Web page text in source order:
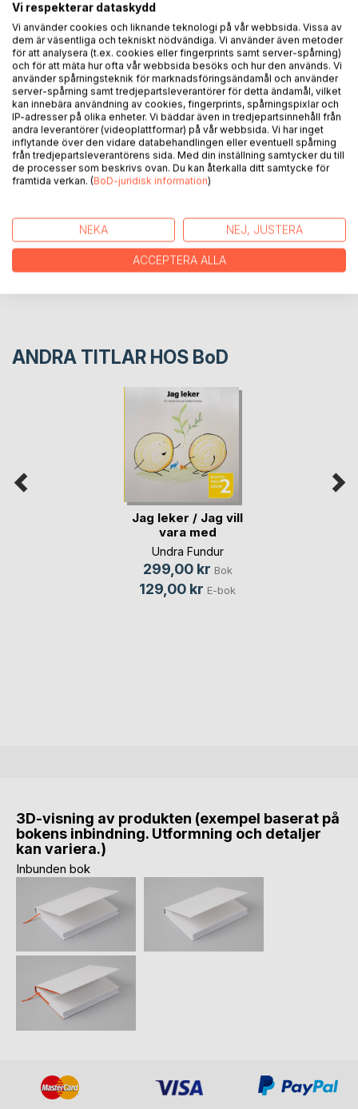
Jag gungar / Jag vill gunga är en ritprat-bok som är tänkt att
väcka nyfikenhet och förståelse för andras känslor och
perspektiv. Använd den gärna som inspiration till eget
ritprat. I boken får läsaren möta två olika perspektiv på
samma händelse. Känslor illustreras på ett färgrikt sätt, för
att ge underlag till igenkänning och gemensam reflektion.
FÖRFATTARE
RECENSIONER
ANDRA TITLAR HOS BoD
Jag leker / Jag vill
vara med
Undra Fundur
299,00 kr Bok
129,00 kr E-bok
3D-visning av produkten (exempel baserat på
bokens inbindning. Utformning och detaljer
kan variera.)
Inbunden bok
Vi respekterar dataskydd
Vi använder cookies och liknande teknologi på vår webbsida. Vissa av
dem är väsentliga och tekniskt nödvändiga. Vi använder även metoder
för att analysera (t.ex. cookies eller fingerprints samt server-spårning)
och för att mäta hur ofta vår webbsida besöks och hur den används. Vi
använder spårningsteknik för marknadsföringsändamål och använder
server-spårning samt tredjepartsleverantörer för detta ändamål, vilket
kan innebära användning av cookies, fingerprints, spårningspixlar och
IP-adresser på olika enheter. Vi bäddar även in tredjepartsinnehåll från
andra leverantörer (videoplattformar) på vår webbsida. Vi har inget
inflytande över den vidare databehandlingen eller eventuell spårning
från tredjepartsleverantörens sida. Med din inställning samtycker du till
de processer som beskrivs ovan. Du kan återkalla ditt samtycke för
framtida verkan. (BoD-juridisk information)
NEKA NEJ, JUSTERA
ACCEPTERA ALLA